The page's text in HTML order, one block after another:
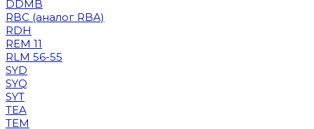
DDMB
RBC (аналог RBA)
RDH
REM 11
RLM 56-55
SYD
SYQ
SYT
TEA
TEM